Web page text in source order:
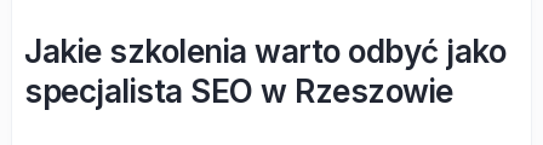
Jakie szkolenia warto odbyć jako
specjalista SEO w Rzeszowie